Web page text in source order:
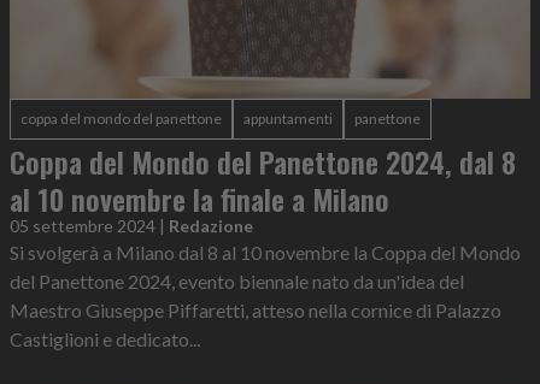
coppa del mondo del panettone appuntamenti panettone
Coppa del Mondo del Panettone 2024, dal 8
al 10 novembre la finale a Milano
05 settembre 2024 | Redazione
Si svolgerà a Milano dal 8 al 10 novembre la Coppa del Mondo
del Panettone 2024, evento biennale nato da un'idea del
Maestro Giuseppe Piffaretti, atteso nella cornice di Palazzo
Castiglioni e dedicato...